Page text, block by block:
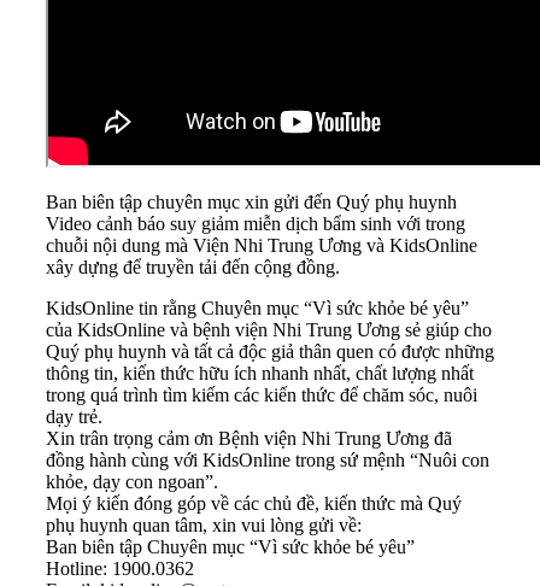
Ban biên tập chuyên mục xin gửi đến Quý phụ huynh
Video cảnh báo suy giảm miễn dịch bẩm sinh với trong
chuỗi nội dung mà Viện Nhi Trung Ương và KidsOnline
xây dựng để truyền tải đến cộng đồng.
KidsOnline tin rằng Chuyên mục “Vì sức khỏe bé yêu”
của KidsOnline và bệnh viện Nhi Trung Ương sẻ giúp cho
Quý phụ huynh và tất cả độc giả thân quen có được những
thông tin, kiến thức hữu ích nhanh nhất, chất lượng nhất
trong quá trình tìm kiếm các kiến thức để chăm sóc, nuôi
dạy trẻ.
Xin trân trọng cảm ơn Bệnh viện Nhi Trung Ương đã
đồng hành cùng với KidsOnline trong sứ mệnh “Nuôi con
khỏe, dạy con ngoan”.
Mọi ý kiến đóng góp về các chủ đề, kiến thức mà Quý
phụ huynh quan tâm, xin vui lòng gửi về:
Ban biên tập Chuyên mục “Vì sức khỏe bé yêu”
Hotline: 1900.0362